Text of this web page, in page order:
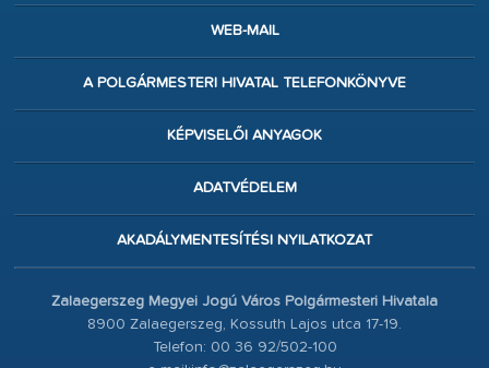
WEB-MAIL
A POLGÁRMESTERI HIVATAL TELEFONKÖNYVE
KÉPVISELŐI ANYAGOK
ADATVÉDELEM
AKADÁLYMENTESÍTÉSI NYILATKOZAT
Zalaegerszeg Megyei Jogú Város Polgármesteri Hivatala
8900 Zalaegerszeg, Kossuth Lajos utca 17-19.
Telefon: 00 36 92/502-100